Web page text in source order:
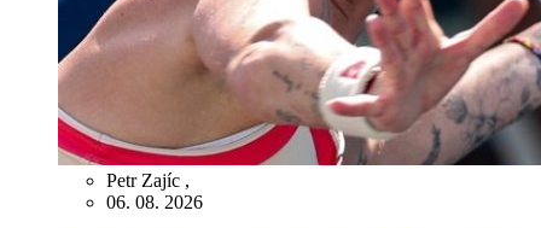
Petr Zajíc ,
06. 08. 2026